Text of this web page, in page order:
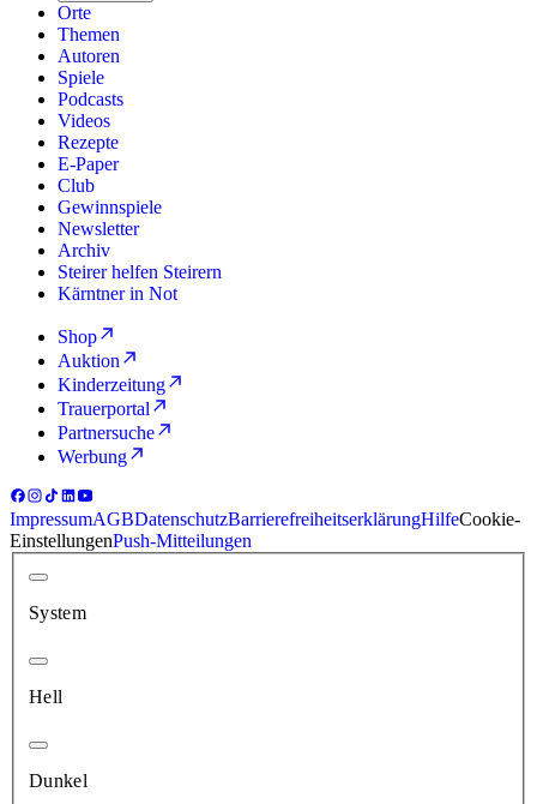
Orte
Themen
Autoren
Spiele
Podcasts
Videos
Rezepte
E-Paper
Club
Gewinnspiele
Newsletter
Archiv
Steirer helfen Steirern
Kärntner in Not
Shop
Auktion
Kinderzeitung
Trauerportal
Partnersuche
Werbung
ImpressumAGBDatenschutzBarrierefreiheitserklärungHilfeCookie-
EinstellungenPush-Mitteilungen
System
Hell
Dunkel